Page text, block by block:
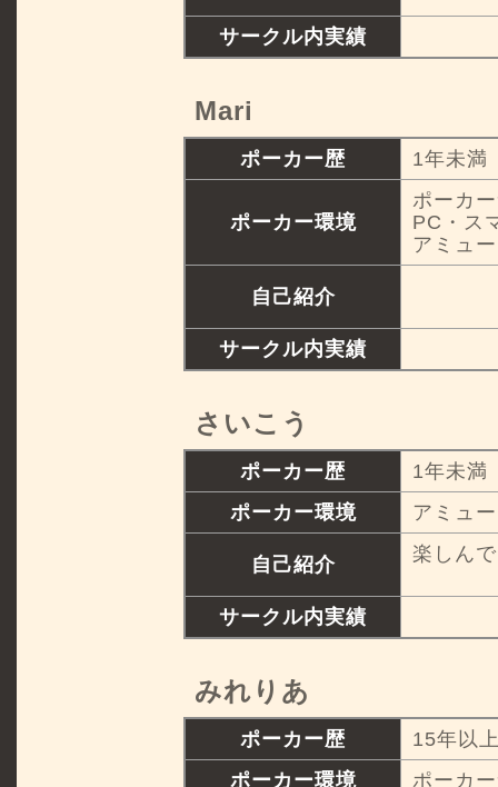
サークル内実績
Mari
ポーカー歴 1年未満
ポーカー環境
ポーカ
PC・ス
アミュ
自己紹介
サークル内実績
さいこう
ポーカー歴
1年未満
ポーカー環境
アミュ
自己紹介 楽しん
サークル内実績
みれりあ
ポーカー歴
15年以
ポーカー環境
ポーカ